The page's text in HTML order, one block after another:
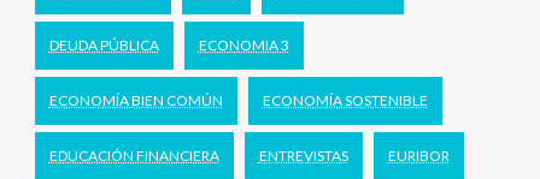
DEUDA PÚBLICA ECONOMIA 3
ECONOMÍA BIEN COMÚN ECONOMÍA SOSTENIBLE
EDUCACIÓN FINANCIERA ENTREVISTAS EURIBOR